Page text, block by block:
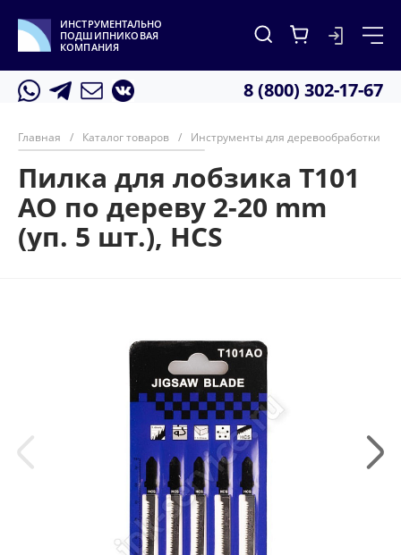
ИНСТРУМЕНТАЛЬНО
ПОДШИПНИКОВАЯ
КОМПАНИЯ
8 (800) 302-17-67
Главная / Каталог товаров / Инструменты для деревообработки
Пилка для лобзика T101
AO по дереву 2-20 mm
(уп. 5 шт.), HCS